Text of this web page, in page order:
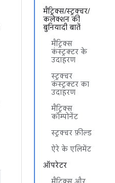
मैट्रिक्स/स्ट्रक्चर/
कलेक्शन की
बुनियादी बातें
मैट्रिक्स
कंस्ट्रक्टर के
उदाहरण
स्ट्रक्चर
कंस्ट्रक्टर का
उदाहरण
मैट्रिक्स
कॉम्पोनेंट
स्ट्रक्चर फ़ील्ड
ऐरे के एलिमेंट
ऑपरेटर